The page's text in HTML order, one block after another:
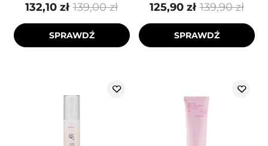
139,00 zł
132,10 zł
SPRAWDŹ
139,90 zł
125,90 zł
SPRAWDŹ